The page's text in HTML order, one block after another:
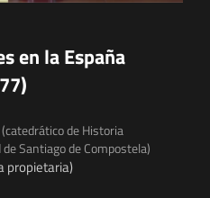
en la España
(catedrático de Historia
Santiago de Compostela)
propietaria)